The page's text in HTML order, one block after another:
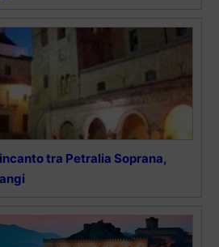
tra Petralia Soprana,